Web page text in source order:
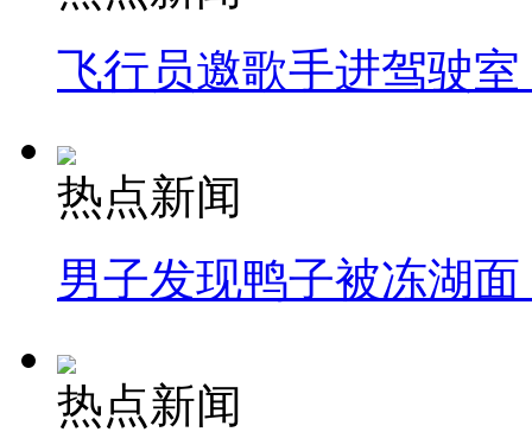
飞行员邀歌手进驾驶
热点新闻
男子发现鸭子被冻湖
热点新闻